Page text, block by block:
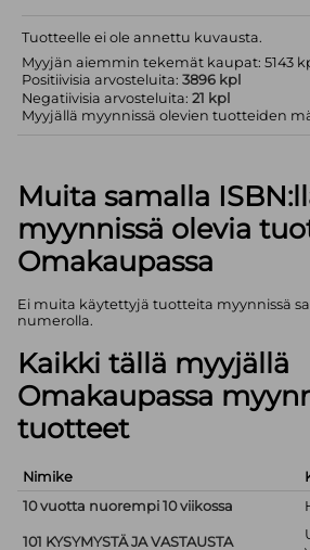
Tuotteelle ei ole annettu kuvausta.
Myyjän aiemmin tekemät kaupat: 5143
Positiivisia arvosteluita:3896 kpl
Negatiivisia arvosteluita:21 kpl
Myyjällä myynnissä olevien tuotteiden
Muita samalla
myynnissä olevia
Omakaupassa
Ei muita käytettyjä tuotteita myynnissä
numerolla.
Kaikki tällä myyjällä
Omakaupassa
tuotteet
Nimike
10 vuotta nuorempi 10 viikossa
101 KYSYMYSTÄ JA VASTAUSTA